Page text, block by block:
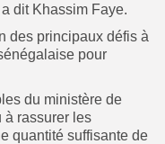
dit Khassim Faye.
des principaux défis à
pour
du ministère de
à rassurer les
quantité suffisante de